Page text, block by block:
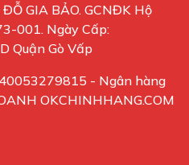
GIA BẢO. GCNĐK Hộ
001. Ngày Cấp:
Quận Gò Vấp
- Ngân hàng
OKCHINHHANG.COM